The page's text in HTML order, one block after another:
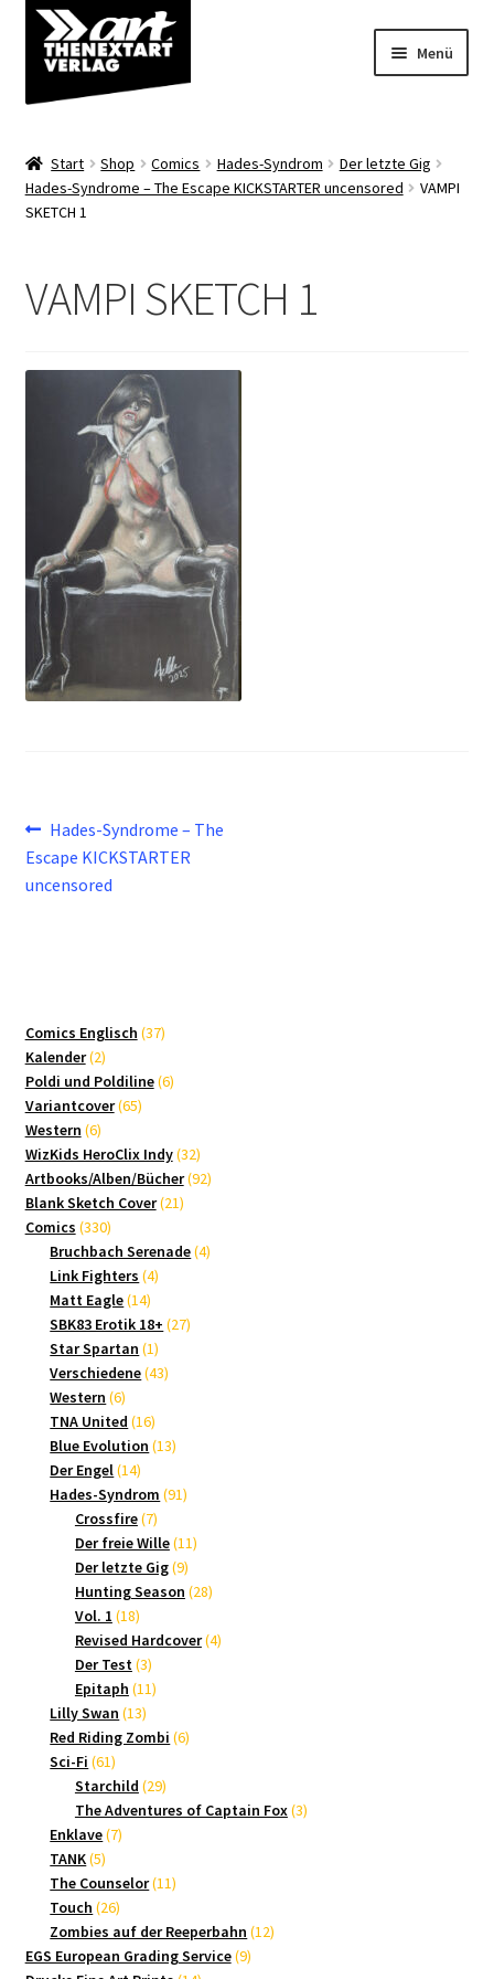
Zur
Navigation
springen
Zum
Inhalt
springen
Menü
Shop
Start Shop Comics Hades-Syndrom
Der letzte Gig
Hades-Syndrome – The Escape KICKSTARTER uncensored
VAMPI
SKETCH 1
VAMPI SKETCH 1
Beitragsnavigation
Vorheriger
Beitrag:
Hades-Syndrome – The
Escape KICKSTARTER
uncensored
Comics Englisch 3737
Kalender 22
Produkte
Poldi und Poldiline 66
Variantcover 6565
Western 66
Produkte
WizKids HeroClix Indy 3232
Produkte
Artbooks/Alben/Bücher 9292
Blank Sketch Cover 2121
Comics 330330
Produkte
Bruchbach Serenade 44
Link Fighters 44
Matt Eagle 1414
Produkte
SBK83 Erotik 18+ 2727
Star Spartan 11
Produkt
Verschiedene 4343
Western 66
Produkte
TNA United 1616
Produkte
Blue Evolution 1313
Der Engel 1414
Produkte
Hades-Syndrom 9191
Crossfire 77
Produkte
Der freie Wille 1111
Der letzte Gig 99
Produkte
Hunting Season 2828
Vol. 1 1818
Produkte
Revised Hardcover 44
Der Test 33
Produkte
Epitaph 1111
Lilly Swan 1313
Produkte
Red Riding Zombi 66
Sci-Fi 6161
Produkte
Starchild 2929
Produkte
The Adventures of Captain Fox 33
Enklave 77
TANK 55
Produkte
The Counselor 1111
Touch 2626
Produkte
Zombies auf der Reeperbahn 1212
EGS European Grading Service 99